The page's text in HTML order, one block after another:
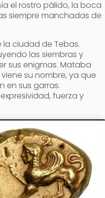
el rostro pálido, la boca
siempre manchadas de
ciudad de Tebas.
las siembras y
sus enigmas. Mataba
su nombre, ya que
en sus garras.
fuerza y